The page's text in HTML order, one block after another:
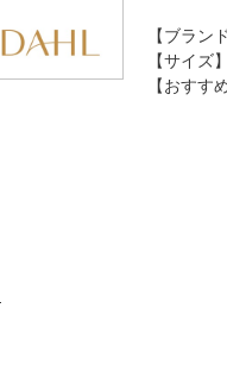
【ブラン
【サイ
【おすす